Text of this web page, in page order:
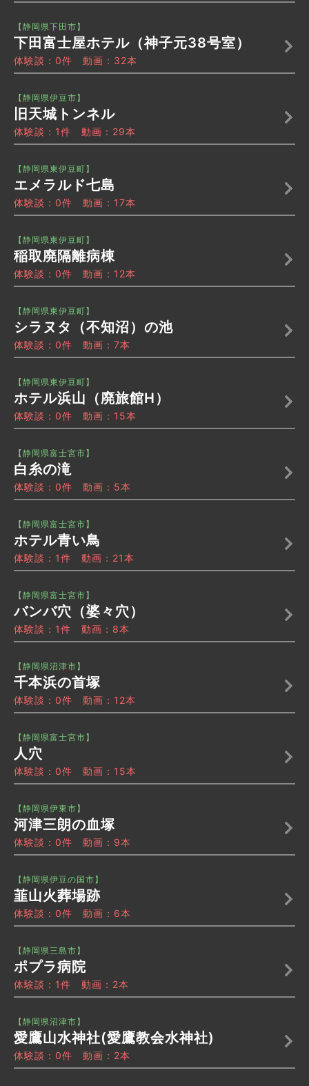
【静岡県下田市】
下田富士屋ホテル（神子元38号室）
体験談：0件 動画：32本
【静岡県伊豆市】
旧天城トンネル
体験談：1件 動画：29本
【静岡県東伊豆町】
エメラルド七島
体験談：0件 動画：17本
【静岡県東伊豆町】
稲取廃隔離病棟
体験談：0件 動画：12本
【静岡県東伊豆町】
シラヌタ（不知沼）の池
体験談：0件 動画：7本
【静岡県東伊豆町】
ホテル浜山（廃旅館H）
体験談：0件 動画：15本
【静岡県富士宮市】
白糸の滝
体験談：0件 動画：5本
【静岡県富士宮市】
ホテル青い鳥
体験談：1件 動画：21本
【静岡県富士宮市】
バンバ穴（婆々穴）
体験談：1件 動画：8本
【静岡県沼津市】
千本浜の首塚
体験談：0件 動画：12本
【静岡県富士宮市】
人穴
体験談：0件 動画：15本
【静岡県伊東市】
河津三朗の血塚
体験談：0件 動画：9本
【静岡県伊豆の国市】
韮山火葬場跡
体験談：0件 動画：6本
【静岡県三島市】
ポプラ病院
体験談：1件 動画：2本
【静岡県沼津市】
愛鷹山水神社(愛鷹教会水神社)
体験談：0件 動画：2本